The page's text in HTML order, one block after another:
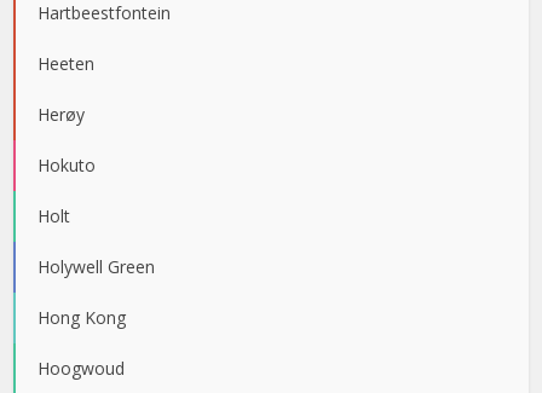
Hartbeestfontein
Heeten
Herøy
Hokuto
Holt
Holywell Green
Hong Kong
Hoogwoud